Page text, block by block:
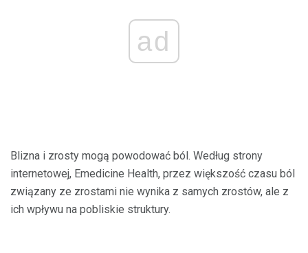
ad
Blizna i zrosty mogą powodować ból. Według strony
internetowej, Emedicine Health, przez większość czasu ból
związany ze zrostami nie wynika z samych zrostów, ale z
ich wpływu na pobliskie struktury.